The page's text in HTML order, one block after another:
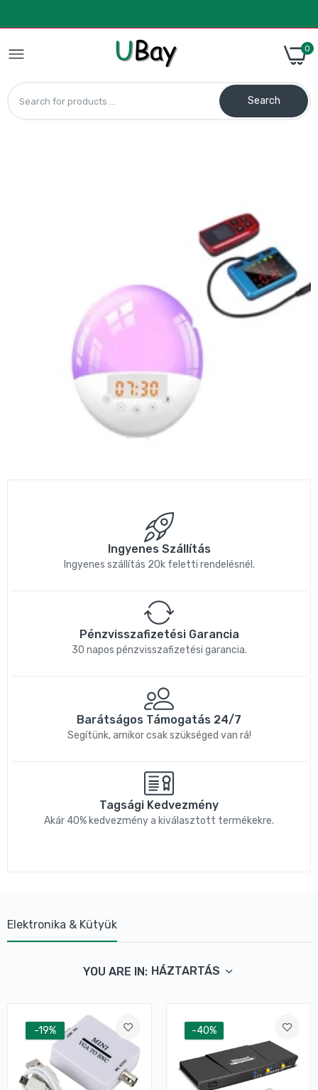
0
Search
Ingyenes Szállítás
Ingyenes szállítás 20k feletti rendelésnél.
Pénzvisszafizetési Garancia
30 napos pénzvisszafizetési garancia.
Barátságos Támogatás 24/7
Segítünk, amikor csak szükséged van rá!
Tagsági Kedvezmény
Akár 40% kedvezmény a kiválasztott termékekre.
Elektronika & Kütyük
YOU ARE IN: HÁZTARTÁS
-19% -40%